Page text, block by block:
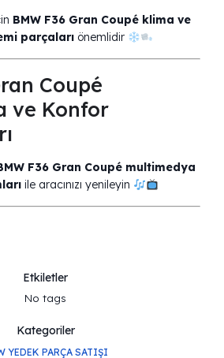
BMW F36 Gran Coupé klima ve
parçaları önemlidir
Coupé
ve Konfor
F36 Gran Coupé multimedya
ile aracınızı yenileyin
Etkiletler
No tags
Kategoriler
YEDEK PARÇA SATIŞI